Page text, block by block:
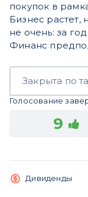
покупок в
Бизнес растет,
не очень: за
Финанс
Закрыта по
Голосование
9
Дивиденды